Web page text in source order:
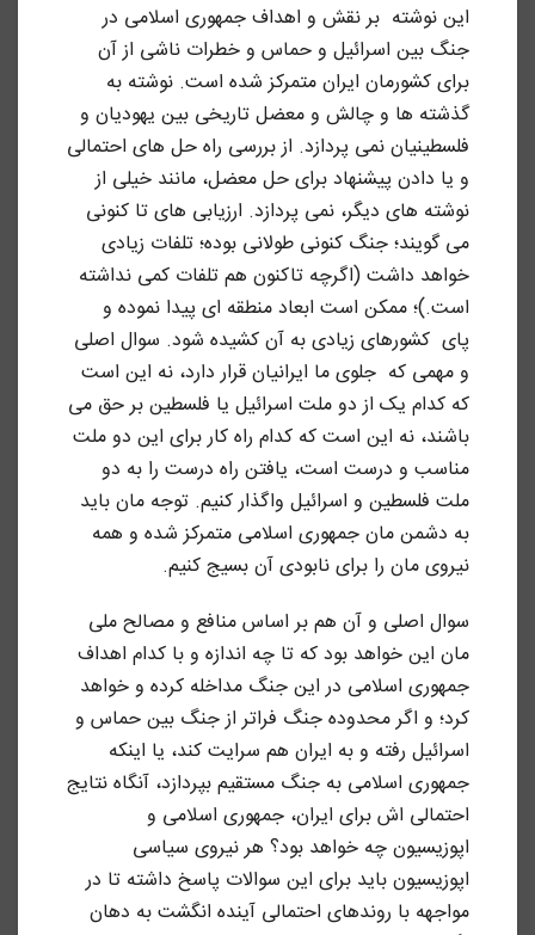
این نوشته بر نقش و اهداف جمهوری اسلامی در
جنگ بین اسرائیل و حماس و خطرات ناشی از آن
برای کشورمان ایران متمرکز شده است. نوشته به
گذشته ها و چالش و معضل تاریخی بین یهودیان و
فلسطینیان نمی پردازد. از بررسی راه حل های احتمالی
و یا دادن پیشنهاد برای حل معضل، مانند خیلی از
نوشته های دیگر، نمی پردازد. ارزیابی های تا کنونی
می گویند؛ جنگ کنونی طولانی بوده؛ تلفات زیادی
خواهد داشت (اگرچه تاکنون هم تلفات کمی نداشته
است.)؛ ممکن است ابعاد منطقه ای پیدا نموده و
پای کشورهای زیادی به آن کشیده شود. سوال اصلی
و مهمی که جلوی ما ایرانیان قرار دارد، نه این است
که کدام یک از دو ملت اسرائیل یا فلسطین بر حق می
باشند، نه این است که کدام راه کار برای این دو ملت
مناسب و درست است، یافتن راه درست را به دو
ملت فلسطین و اسرائیل واگذار کنیم. توجه مان باید
به دشمن مان جمهوری اسلامی متمرکز شده و همه
نیروی مان را برای نابودی آن بسیج کنیم.
سوال اصلی و آن هم بر اساس منافع و مصالح ملی
مان این خواهد بود که تا چه اندازه و با کدام اهداف
جمهوری اسلامی در این جنگ مداخله کرده و خواهد
کرد؛ و اگر محدوده جنگ فراتر از جنگ بین حماس و
اسرائیل رفته و به ایران هم سرایت کند، یا اینکه
جمهوری اسلامی به جنگ مستقیم بپردازد، آنگاه نتایج
احتمالی اش برای ایران، جمهوری اسلامی و
اپوزیسیون چه خواهد بود؟ هر نیروی سیاسی
اپوزیسیون باید برای این سوالات پاسخ داشته تا در
مواجهه با روندهای احتمالی آینده انگشت به دهان